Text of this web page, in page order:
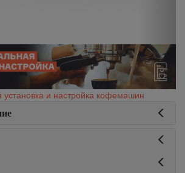
и настройка кофемашин